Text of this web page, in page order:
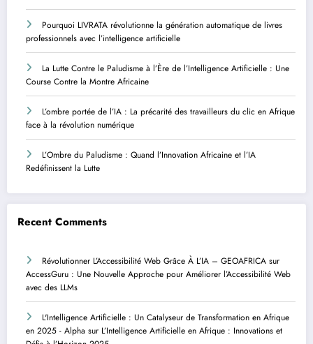
Pourquoi LIVRATA révolutionne la génération automatique de livres
professionnels avec l’intelligence artificielle
La Lutte Contre le Paludisme à l’Ère de l’Intelligence Artificielle : Une
Course Contre la Montre Africaine
L’ombre portée de l’IA : La précarité des travailleurs du clic en Afrique
face à la révolution numérique
L’Ombre du Paludisme : Quand l’Innovation Africaine et l’IA
Redéfinissent la Lutte
Recent Comments
Révolutionner L’Accessibilité Web Grâce À L’IA – GEOAFRICA sur
AccessGuru : Une Nouvelle Approche pour Améliorer l’Accessibilité Web
avec des LLMs
L'Intelligence Artificielle : Un Catalyseur de Transformation en Afrique
en 2025 - Alpha sur L’Intelligence Artificielle en Afrique : Innovations et